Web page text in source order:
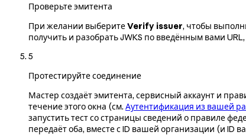
Проверьте эмитента
При желании выберитеVerify issuer, чтобы
получить и разобрать JWKS по введённым вами
5
Протестируйте соединение
Мастер создаёт эмитента, сервисный аккаунт и
течение этого окна (см. Аутентификация из вашей
запустить тест со страницы сведений о правиле
передаёт оба, вместе с ID вашей организации (и ID